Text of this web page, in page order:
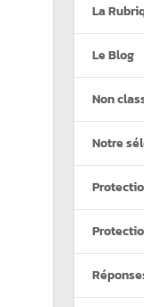
La
Le Blog
Non
Notre